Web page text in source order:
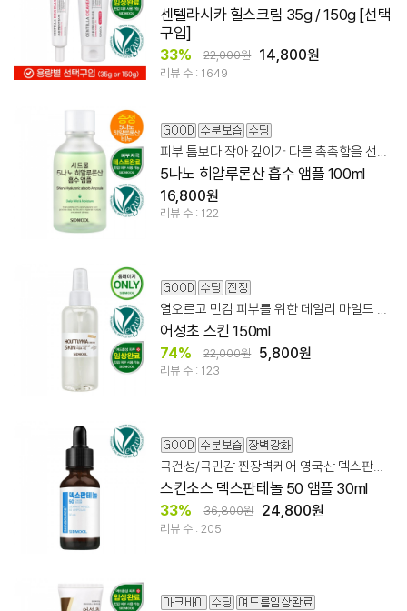
센텔라시카 힐스크림 35g / 150g [선택
구입]
33% 22,000원 14,800원
리뷰 수 : 1649
5나노 히알루론산 흡수 앰플 100ml
16,800원
리뷰 수 : 122
열오르고 민감 피부를 위한 데일리 마일드 어성초 스킨
어성초 스킨 150ml
74% 22,000원 5,800원
리뷰 수 : 123
극건성/극민감 찐장벽케어 영국산 덱스판테놀 50%
스킨소스 덱스판테놀 50 앰플 30ml
33% 36,800원 24,800원
리뷰 수 : 205